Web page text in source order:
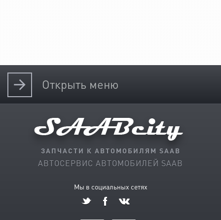
Открыть меню
ЗАПЧАСТИ К АВТОМОБИЛЯМ SAAB
АВТОСЕРВИС АВТОМОБИЛЕЙ SAAB
Мы в социальных сетях